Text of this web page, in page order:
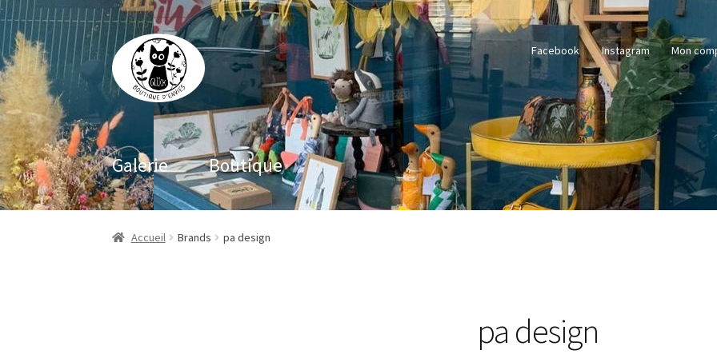
Aller
à
la
navigation
Aller
au
contenu
Facebook Instagram Mon
Galerie Boutique
Accueil Brands pa design
pa design